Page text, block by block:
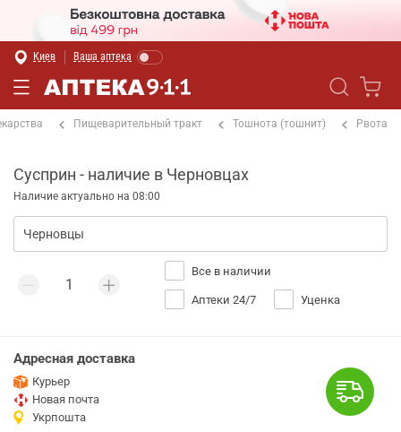
Киев Ваша аптека
Пищеварительный тракт Тошнота (тошнит) Рвота
Сусприн - наличие в Черновцах
Наличие актуально на 08:00
Все в наличии
Аптеки 24/7 Уценка
Адресная доставка
Курьер
Новая почта
Укрпошта